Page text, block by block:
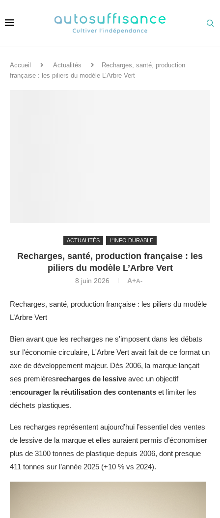
Accueil Actualités
Recharges, santé, production
française : les piliers du modèle L’Arbre Vert
ACTUALITÉS L'INFO DURABLE
Recharges, santé, production française : les
piliers du modèle L’Arbre Vert
8 juin 2026 A+A-
Recharges, santé, production française : les piliers du modèle
L’Arbre Vert
Bien avant que les recharges ne s'imposent dans les débats
sur l'économie circulaire, L'Arbre Vert avait fait de ce format un
axe de développement majeur. Dès 2006, la marque lançait
ses premièresrecharges de lessive avec un objectif
:encourager la réutilisation des contenants et limiter les
déchets plastiques.
Les recharges représentent aujourd’hui l’essentiel des ventes
de lessive de la marque et elles auraient permis d’économiser
plus de 3100 tonnes de plastique depuis 2006, dont presque
411 tonnes sur l’année 2025 (+10 % vs 2024).